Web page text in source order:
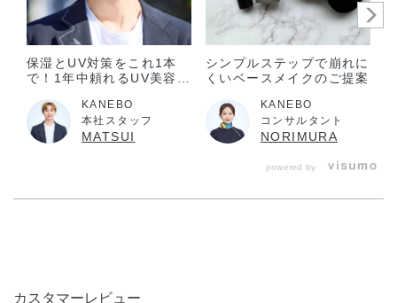
意ください。
ご使用後はキャップをきちんとしめてください。
極端に温度の高い所や低い所、直射日光のあたる場所には置
保湿とUV対策をこれ1本
で！1年中頼れるUV美容
KANEBO
本社スタッフ
MATSUI
シンプルステップで崩れに
くいベースメイクのご提案
KANEBO
コンサルタント
NORIMURA
powered by
カスタマーレビュー